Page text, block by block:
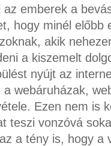
emberek a
hogy minél előbb
akik
a kiszemelt
nyújt az
webáruházak,
Ezen nem is
teszi vonzóvá
a tény is, hogy a